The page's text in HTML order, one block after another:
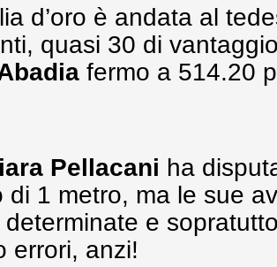
d’oro è andata al
quasi 30 di
fermo a 514.20
Pellacani ha
di 1 metro, ma le sue
e
errori, anzi!